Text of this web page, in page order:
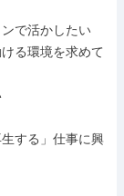
で活かしたい
る環境を求めて
する」仕事に興